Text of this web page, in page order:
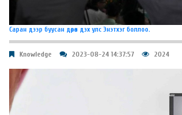
Саран дээр буусан дөрөв дэх улс Энэтхэг боллоо.
Knowledge 2023-08-24 14:37:57 2024